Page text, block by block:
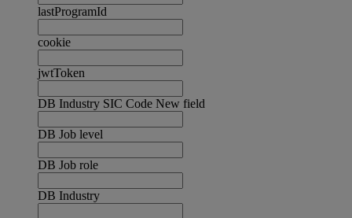
lastProgramId
cookie
jwtToken
DB Industry SIC Code New field
DB Job level
DB Job role
DB Industry